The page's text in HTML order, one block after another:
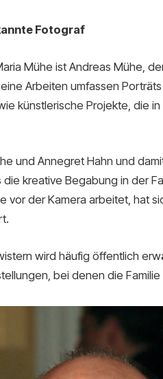
Fotograf
Mühe ist Andreas Mühe,
Arbeiten umfassen
künstlerische Projekte, die
und Annegret Hahn und
kreative Begabung in der
vor der Kamera arbeitet, hat
wird häufig öffentlich
bei denen die